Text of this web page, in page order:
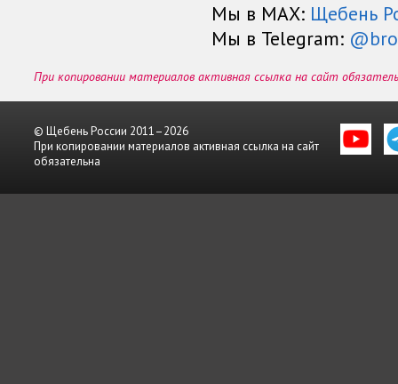
Мы в МАХ: Щебень
Мы в Telegram:
При копировании материалов активная ссылка на сайт
© Щебень России 2011–2026
При копировании материалов активная ссылка на сайт
обязательна